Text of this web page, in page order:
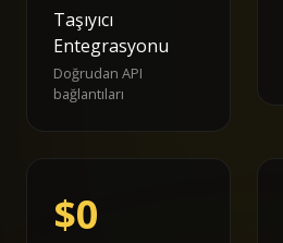
Taşıyıcı
Entegrasyonu
Doğrudan API
bağlantıları
$0